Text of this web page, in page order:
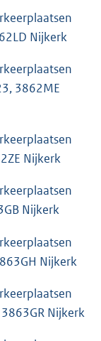
Nijkerk
3862ME
Nijkerk
Nijkerk
Nijkerk
Nijkerk